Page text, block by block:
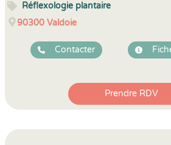
Réflexologie plantaire
90300 Valdoie
Contacter
Prendre RDV